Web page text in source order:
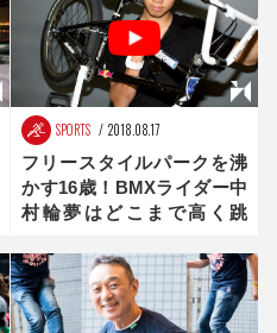
SPORTS 2018.08.17
フリースタイルパークを沸
かす16歳！BMXライダー中
村輪夢はどこまで高く跳